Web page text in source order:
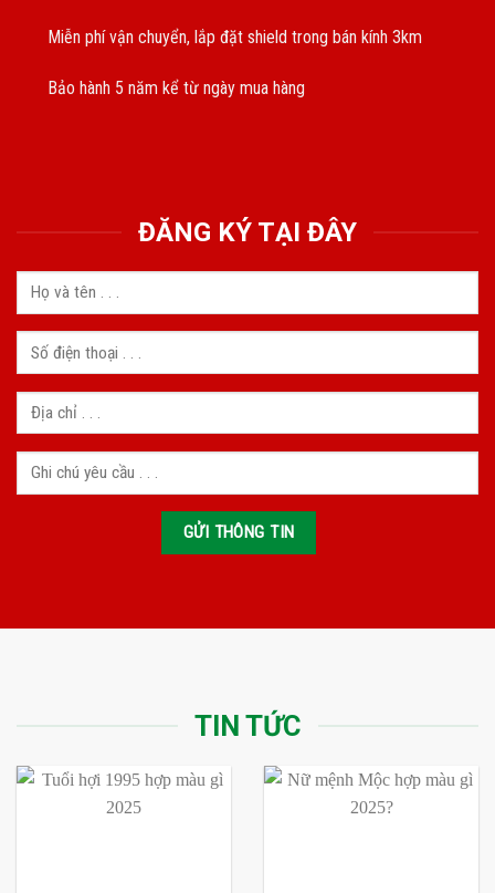
Miễn phí vận chuyển, lắp đặt shield trong bán kính 3km
Bảo hành 5 năm kể từ ngày mua hàng
ĐĂNG KÝ TẠI ĐÂY
TIN TỨC